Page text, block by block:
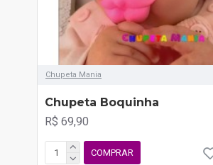
Chupeta Mania
Chupeta Boquinha
R$ 69,90
COMPRAR